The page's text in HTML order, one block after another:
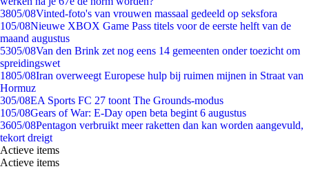
3805/08Vinted-foto's van vrouwen massaal gedeeld op seksfora
105/08Nieuwe XBOX Game Pass titels voor de eerste helft van de
maand augustus
5305/08Van den Brink zet nog eens 14 gemeenten onder toezicht om
spreidingswet
1805/08Iran overweegt Europese hulp bij ruimen mijnen in Straat van
Hormuz
305/08EA Sports FC 27 toont The Grounds-modus
105/08Gears of War: E-Day open beta begint 6 augustus
3605/08Pentagon verbruikt meer raketten dan kan worden aangevuld,
tekort dreigt
Actieve items
Actieve items